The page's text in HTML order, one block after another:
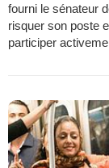
fourni le sénateur
risquer son poste
participer